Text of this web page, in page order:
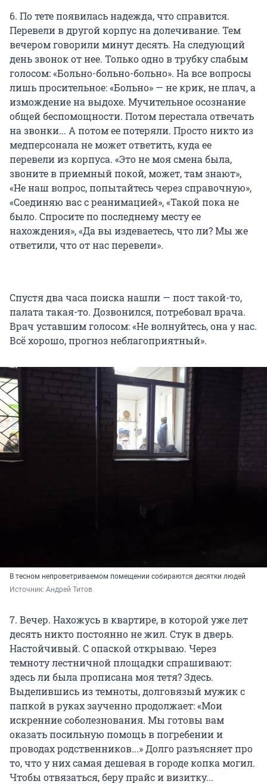
6. По тете появилась надежда, что справится.
Перевели в другой корпус на долечивание. Тем
вечером говорили минут десять. На следующий
день звонок от нее. Только одно в трубку слабым
голосом: «Больно-больно-больно». На все вопросы
лишь просительное: «Больно» — не крик, не плач, а
измождение на выдохе. Мучительное осознание
общей беспомощности. Потом перестала отвечать
на звонки... А потом ее потеряли. Просто никто из
медперсонала не может ответить, куда ее
перевели из корпуса. «Это не моя смена была,
звоните в приемный покой, может, там знают»,
«Не наш вопрос, попытайтесь через справочную»,
«Соединяю вас с реанимацией», «Такой пока не
было. Спросите по последнему месту ее
нахождения», «Да вы издеваетесь, что ли? Мы же
ответили, что от нас перевели».
Спустя два часа поиска нашли — пост такой-то,
палата такая-то. Дозвонился, потребовал врача.
Врач уставшим голосом: «Не волнуйтесь, она у нас.
Всё хорошо, прогноз неблагоприятный».
В тесном непроветриваемом помещении собираются десятки людей
Источник: Андрей Титов
7. Вечер. Нахожусь в квартире, в которой уже лет
десять никто постоянно не жил. Стук в дверь.
Настойчивый. С опаской открываю. Через
темноту лестничной площадки спрашивают:
здесь ли была прописана моя тетя? Здесь.
Выделившись из темноты, долговязый мужик с
папкой в руках заученно продолжает: «Мои
искренние соболезнования. Мы готовы вам
оказать посильную помощь в погребении и
проводах родственников...» Долго разъясняет про
то, что у них самая дешевая в городе копка могил.
Чтобы отвязаться, беру прайс и визитку...